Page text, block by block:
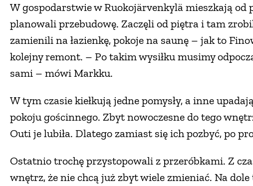
W gospodarstwie w Ruokojärvenkylä mieszkają
planowali przebudowę. Zaczęli od piętra i tam
zamienili na łazienkę, pokoje na saunę – jak to
kolejny remont. – Po takim wysiłku musimy
sami – mówi Markku.
W tym czasie kiełkują jedne pomysły, a inne
pokoju gościnnego. Zbyt nowoczesne do tego
Outi je lubiła. Dlatego zamiast się ich pozbyć, po
Ostatnio trochę przystopowali z przeróbkami. Z
wnętrz, że nie chcą już zbyt wiele zmieniać. Na